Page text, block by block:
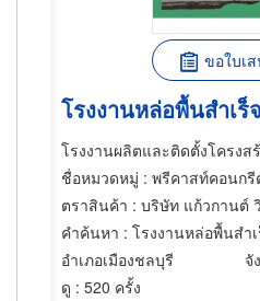
ขอใบเ
โรงงานหล่อพื้นสำเ
ชื่อหมวดหมู่ : พรีคาสท์คอนกรีต,ผลิตภัณฑ์คอนกรี
ตราสินค้า : บริษัท แก้วกานต์
คำค้นหา : โรงงานหล่อพื้นสำ
อำเภอเมืองชลบุรี
จั
ดู : 520 ครั้ง